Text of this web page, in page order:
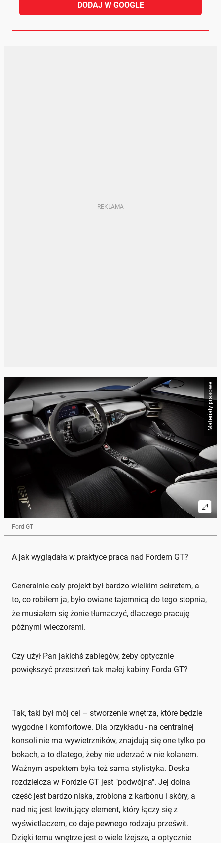
DODAJ W GOOGLE
Materiały prasowe
Ford GT
A jak wyglądała w praktyce praca nad Fordem GT?
Generalnie cały projekt był bardzo wielkim sekretem, a
to, co robiłem ja, było owiane tajemnicą do tego stopnia,
że musiałem się żonie tłumaczyć, dlaczego pracuję
późnymi wieczorami.
Czy użył Pan jakichś zabiegów, żeby optycznie
powiększyć przestrzeń tak małej kabiny Forda GT?
Tak, taki był mój cel – stworzenie wnętrza, które będzie
wygodne i komfortowe. Dla przykładu - na centralnej
konsoli nie ma wywietrzników, znajdują się one tylko po
bokach, a to dlatego, żeby nie uderzać w nie kolanem.
Ważnym aspektem była też sama stylistyka. Deska
rozdzielcza w Fordzie GT jest "podwójna". Jej dolna
część jest bardzo niska, zrobiona z karbonu i skóry, a
nad nią jest lewitujący element, który łączy się z
wyświetlaczem, co daje pewnego rodzaju prześwit.
Dzięki temu wnętrze jest o wiele lżejsze, a optycznie